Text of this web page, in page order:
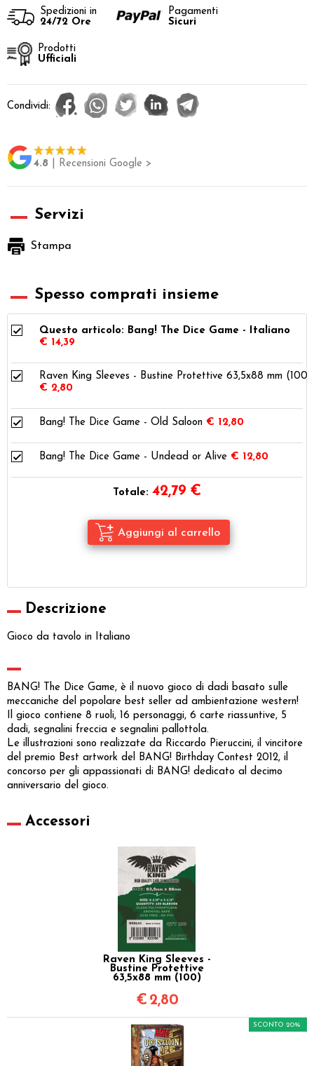
Spedizioni in
24/72 Ore
Pagamenti
Sicuri
Prodotti
Ufficiali
Condividi:
4.8 | Recensioni Google >
Servizi
Stampa
Spesso comprati insieme
Questo articolo: Bang! The Dice Game - Italiano
€ 14,39
Raven King Sleeves - Bustine Protettive 63,5x88 mm (100)
€ 2,80
Bang! The Dice Game - Old Saloon € 12,80
Bang! The Dice Game - Undead or Alive € 12,80
Totale: 42,79 €
Descrizione
Gioco da tavolo in Italiano
BANG! The Dice Game, è il nuovo gioco di dadi basato sulle
meccaniche del popolare best seller ad ambientazione western!
Il gioco contiene 8 ruoli, 16 personaggi, 6 carte riassuntive, 5
dadi, segnalini freccia e segnalini pallottola.
Le illustrazioni sono realizzate da Riccardo Pieruccini, il vincitore
del premio Best artwork del BANG! Birthday Contest 2012, il
concorso per gli appassionati di BANG! dedicato al decimo
anniversario del gioco.
Accessori
Raven King Sleeves -
Bustine Protettive
63,5x88 mm (100)
€ 2,80
SCONTO 20%